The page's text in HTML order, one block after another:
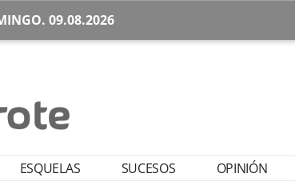
09.08.2026
ESQUELAS SUCESOS OPINIÓN